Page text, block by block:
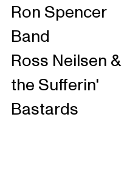
Ron Spencer
Band
Ross Neilsen &
the Sufferin'
Bastards